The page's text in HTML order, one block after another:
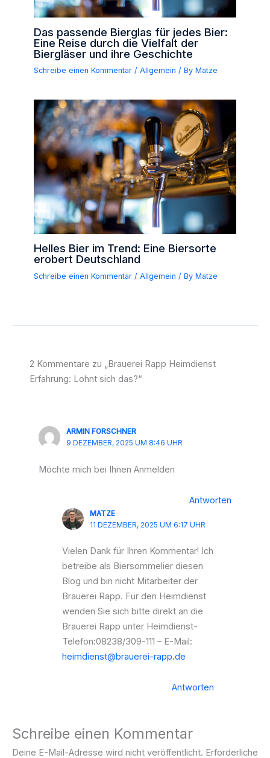
Das passende Bierglas für jedes Bier:
Eine Reise durch die Vielfalt der
Biergläser und ihre Geschichte
Schreibe einen Kommentar /Allgemein / ByMatze
Helles Bier im Trend: Eine Biersorte
erobert Deutschland
Schreibe einen Kommentar /Allgemein / ByMatze
2 Kommentare zu „Brauerei Rapp Heimdienst
Erfahrung: Lohnt sich das?“
ARMIN FORSCHNER
9 DEZEMBER, 2025 UM 8:46 UHR
Möchte mich bei Ihnen Anmelden
Antworten
MATZE
11 DEZEMBER, 2025 UM 6:17 UHR
Vielen Dank für Ihren Kommentar! Ich
betreibe als Biersommelier diesen
Blog und bin nicht Mitarbeiter der
Brauerei Rapp. Für den Heimdienst
wenden Sie sich bitte direkt an die
Brauerei Rapp unter Heimdienst-
Telefon:08238/309-111 – E-Mail:
heimdienst@brauerei-rapp.de
Antworten
Schreibe einen Kommentar
Deine E-Mail-Adresse wird nicht veröffentlicht. Erforderliche